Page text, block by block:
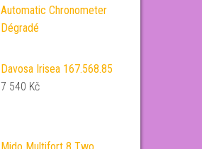
Automatic Chronometer
Dégradé
Davosa Irisea 167.568.85
7 540 Kč